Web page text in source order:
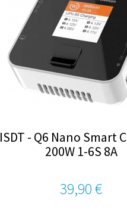
ISDT - Q6 Nano Smart
200W 1-6S 8A
39,90 €